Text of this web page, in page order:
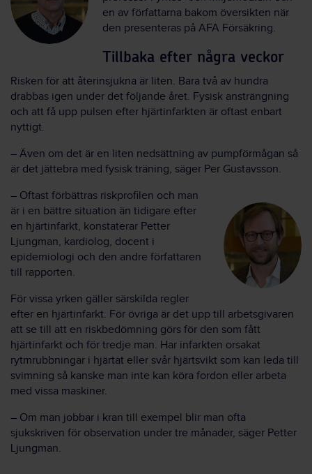
en av författarna bakom översikten när
den presenteras på AFA Försäkring.
Tillbaka efter några veckor
Risken för att återinsjukna är liten. Bara två av hundra
drabbas igen under det följande året. Fysisk ansträngning
och att få upp pulsen efter hjärtinfarkten är oftast enbart
nyttigt.
– Även om det är en liten nedsättning av pumpförmågan så
är det jättebra med fysisk träning, säger Per Gustavsson.
– Oftast förbättras riskprofilen och man
är i en bättre situation än tidigare efter
en hjärtinfarkt, konstaterar Petter
Ljungman, kardiolog, docent i
epidemiologi och den andre författaren
till rapporten.
För vissa yrken gäller särskilda regler
efter en hjärtinfarkt. För övriga är det upp till arbetsgivaren
att se till att en riskbedömning görs för den som fått
hjärtinfarkt och för tredje man. Har infarkten orsakat
rytmrubbningar i hjärtat eller svår hjärtsvikt som kan leda till
svimning så kanske man inte kan köra fordon eller arbeta
med vissa maskiner.
– Om man jobbar i kran till exempel blir man ofta
sjukskriven för observation under tre månader, säger Petter
Ljungman.